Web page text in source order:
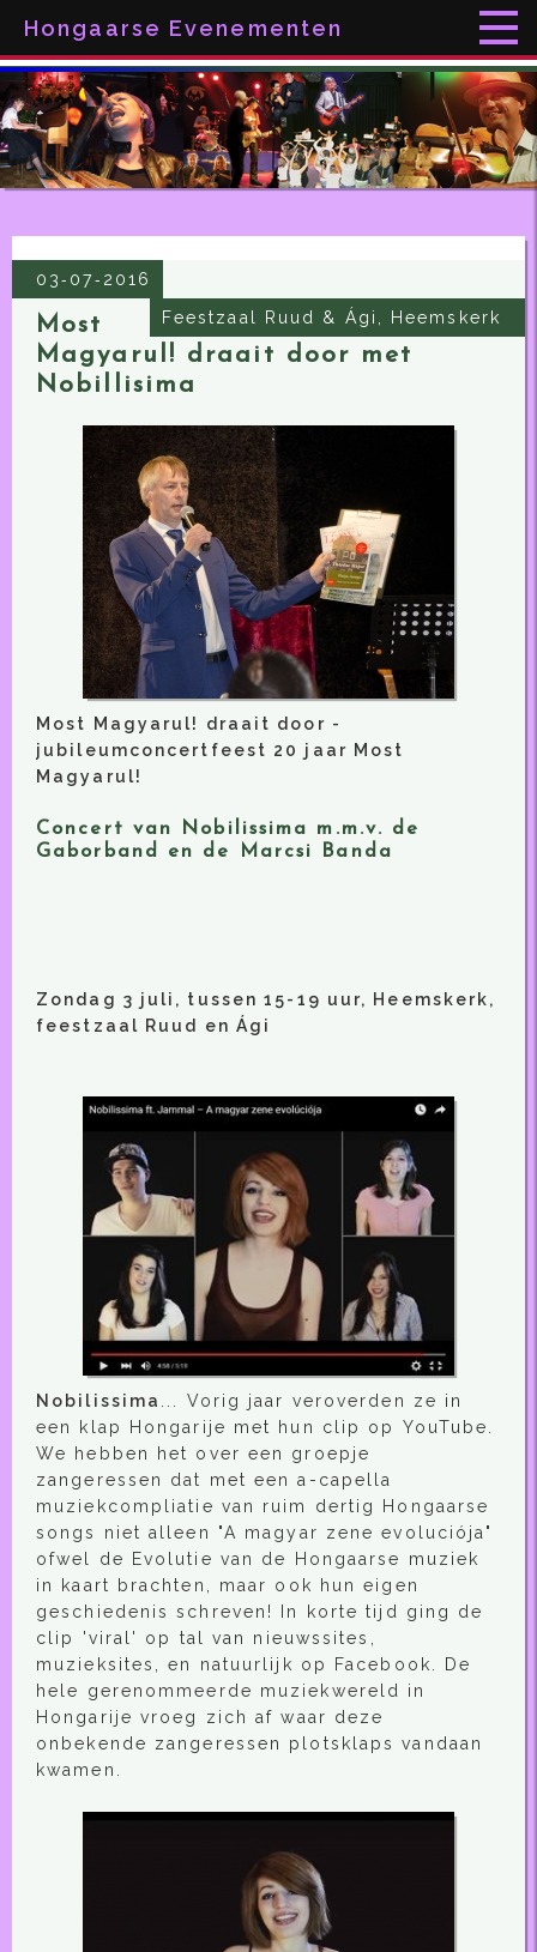
03‑07‑2016
Feestzaal Ruud & Ági, Heemskerk
Most
Magyarul! draait door met
Nobillisima
Most Magyarul! draait door -
jubileumconcertfeest 20 jaar Most
Magyarul!
Concert van Nobilissima m.m.v. de
Gaborband en de Marcsi Banda
Zondag 3 juli, tussen 15-19 uur, Heemskerk,
feestzaal Ruud en Ági
Nobilissima
... Vorig jaar veroverden ze in
een klap Hongarije met hun clip op YouTube.
We hebben het over een groepje
zangeressen dat met een a-capella
muziekcompliatie van ruim dertig Hongaarse
songs niet alleen "A magyar zene evoluciója"
ofwel de Evolutie van de Hongaarse muziek
in kaart brachten, maar ook hun eigen
geschiedenis schreven! In korte tijd ging de
clip 'viral' op tal van nieuwssites,
muzieksites, en natuurlijk op Facebook. De
hele gerenommeerde muziekwereld in
Hongarije vroeg zich af waar deze
onbekende zangeressen plotsklaps vandaan
kwamen.
Hongaarse Evenementen